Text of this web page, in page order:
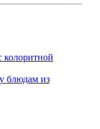
колоритной
блюдам из